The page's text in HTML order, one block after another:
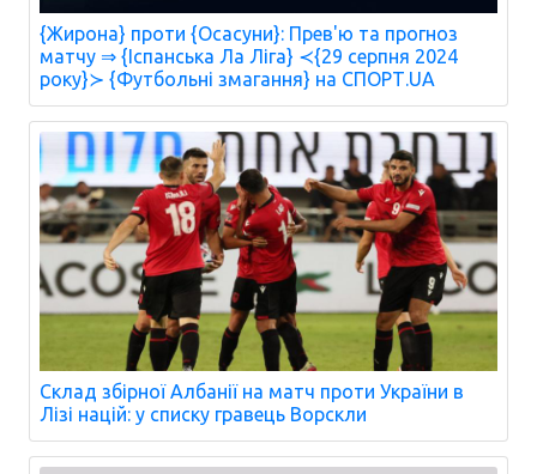
{Жирона} проти {Осасуни}: Прев'ю та прогноз
матчу ⇒ {Іспанська Ла Ліга} ≺{29 серпня 2024
року}≻ {Футбольні змагання} на СПОРТ.UA
Склад збірної Албанії на матч проти України в
Лізі націй: у списку гравець Ворскли